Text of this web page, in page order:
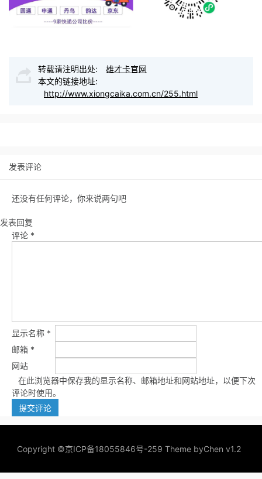
转载请注明出处:
雄才卡官网
本文的链接地址:
http://www.xiongcaika.com.cn/255.html
发表评论
还没有任何评论，你来说两句吧
发表回复
评论 *
显示名称 *
邮箱 *
网站
在此浏览器中保存我的显示名称、邮箱地址和网站地址，以便下次
评论时使用。
Copyright ©京ICP备18055846号-259 Theme byChen v1.2